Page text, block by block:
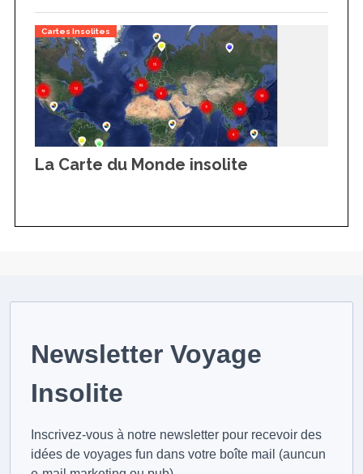
Cartes Insolites
La Carte du Monde insolite
Newsletter Voyage
Insolite
Inscrivez-vous à notre newsletter pour recevoir des
idées de voyages fun dans votre boîte mail (auncun